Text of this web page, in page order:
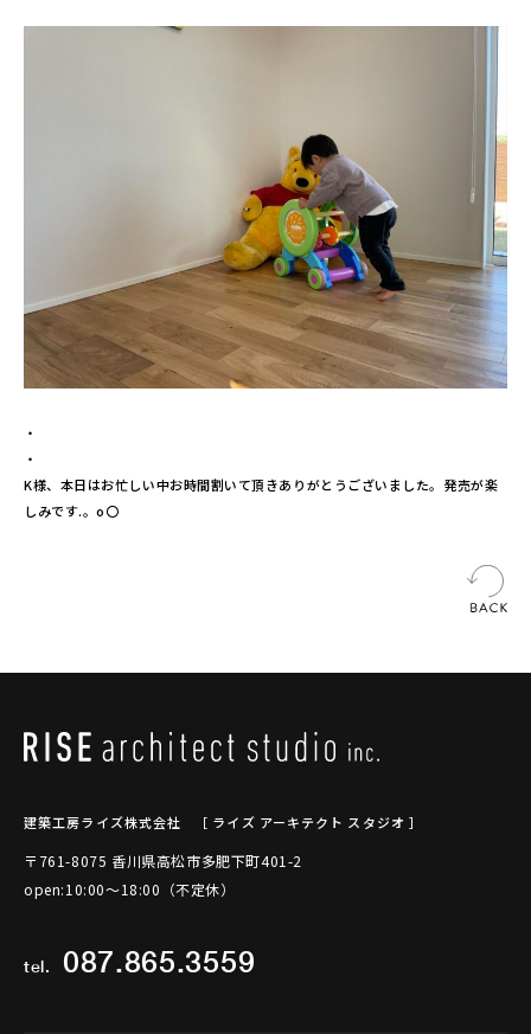
・
・
K様、本日はお忙しい中お時間割いて頂きありがとうございました。発売が楽
しみです.。o〇
建築工房ライズ株式会社 ［ ライズ アーキテクト スタジオ ］
〒761-8075 香川県高松市多肥下町401-2
open:10:00～18:00（不定休）
tel. 087.865.3559